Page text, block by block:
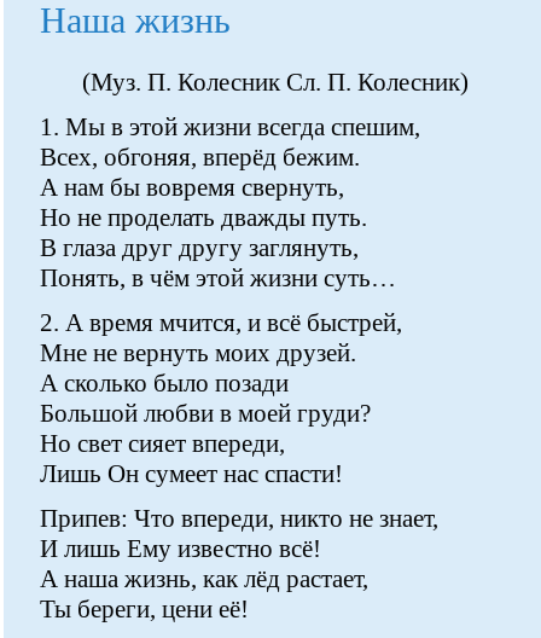
Наша жизнь
(Муз. П. Колесник Сл. П. Колесник)
1. Мы в этой жизни всегда спешим,
Всех, обгоняя, вперёд бежим.
А нам бы вовремя свернуть,
Но не проделать дважды путь.
В глаза друг другу заглянуть,
Понять, в чём этой жизни суть…
2. А время мчится, и всё быстрей,
Мне не вернуть моих друзей.
А сколько было позади
Большой любви в моей груди?
Но свет сияет впереди,
Лишь Он сумеет нас спасти!
Припев: Что впереди, никто не знает,
И лишь Ему известно всё!
А наша жизнь, как лёд растает,
Ты береги, цени её!